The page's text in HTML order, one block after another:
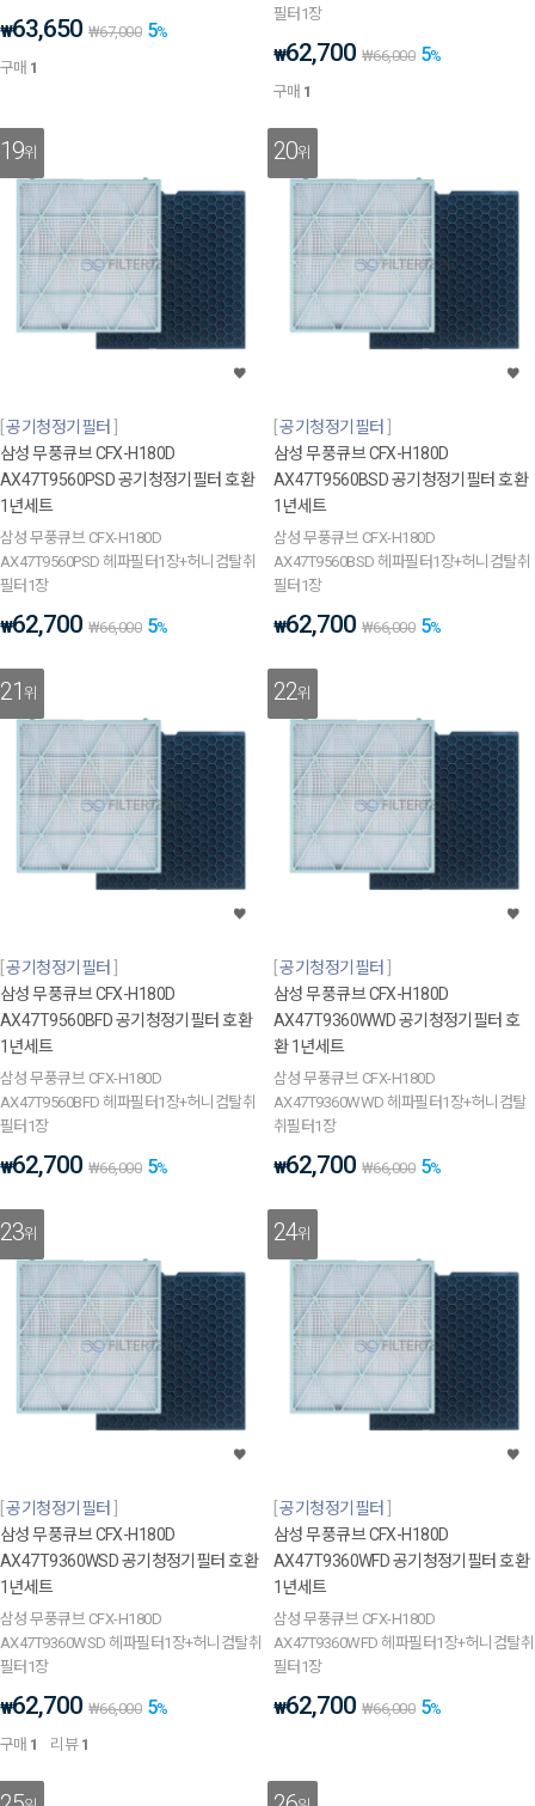
₩63,650 ₩67,000 5%
구매 1
필터1장
₩62,700 ₩66,000 5%
구매 1
19위
공기청정기필터
삼성 무풍큐브 CFX-H180D
AX47T9560PSD 공기청정기필터 호환
1년세트
삼성 무풍큐브 CFX-H180D
AX47T9560PSD 헤파필터1장+허니컴탈취
필터1장
₩62,700 ₩66,000 5%
20위
공기청정기필터
삼성 무풍큐브 CFX-H180D
AX47T9560BSD 공기청정기필터 호환
1년세트
삼성 무풍큐브 CFX-H180D
AX47T9560BSD 헤파필터1장+허니컴탈취
필터1장
₩62,700 ₩66,000 5%
21위
공기청정기필터
삼성 무풍큐브 CFX-H180D
AX47T9560BFD 공기청정기필터 호환
1년세트
삼성 무풍큐브 CFX-H180D
AX47T9560BFD 헤파필터1장+허니컴탈취
필터1장
₩62,700 ₩66,000 5%
22위
공기청정기필터
삼성 무풍큐브 CFX-H180D
AX47T9360WWD 공기청정기필터 호
환 1년세트
삼성 무풍큐브 CFX-H180D
AX47T9360WWD 헤파필터1장+허니컴탈
취필터1장
₩62,700 ₩66,000 5%
23위
공기청정기필터
삼성 무풍큐브 CFX-H180D
AX47T9360WSD 공기청정기필터 호환
1년세트
삼성 무풍큐브 CFX-H180D
AX47T9360WSD 헤파필터1장+허니컴탈취
필터1장
₩62,700 ₩66,000 5%
구매 1 리뷰 1
24위
공기청정기필터
삼성 무풍큐브 CFX-H180D
AX47T9360WFD 공기청정기필터 호환
1년세트
삼성 무풍큐브 CFX-H180D
AX47T9360WFD 헤파필터1장+허니컴탈취
필터1장
₩62,700 ₩66,000 5%